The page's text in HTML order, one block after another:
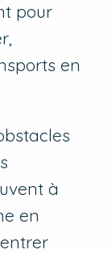
pour
en
à
en